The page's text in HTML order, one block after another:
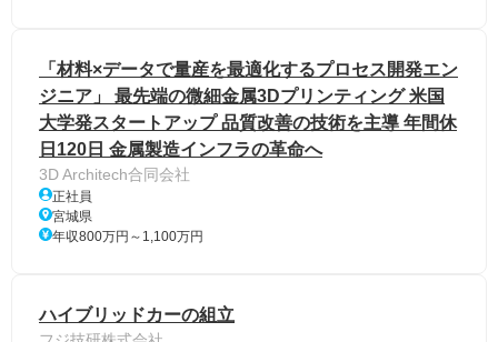
「材料×データで量産を最適化するプロセス開発エン
ジニア」 最先端の微細金属3Dプリンティング 米国
大学発スタートアップ 品質改善の技術を主導 年間休
日120日 金属製造インフラの革命へ
3D Architech合同会社
正社員
宮城県
年収800万円～1,100万円
ハイブリッドカーの組立